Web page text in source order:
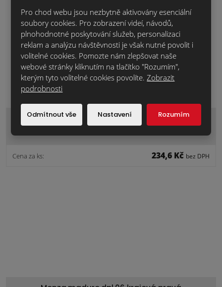
Monza.maduro.dpl.07 větrací
Cena za ks: 234,6 Kč bez DPH
Pro chod webu jsou nezbytně aktivovány esenciální
soubory cookies. Pro zobrazení videí, návodů,
plnohodnotné poskytování služeb, personalizaci
reklam a analýzu návštěvnosti je však nutné povolit i
volitelné cookies. Pomozte nám zlepšovat naše
webové stránky kliknutím na tlačítko "Rozumím",
kterým tyto volitelné cookies povolíte. Zobrazit
podrobnosti
Odmítnout vše Nastavení Rozumím